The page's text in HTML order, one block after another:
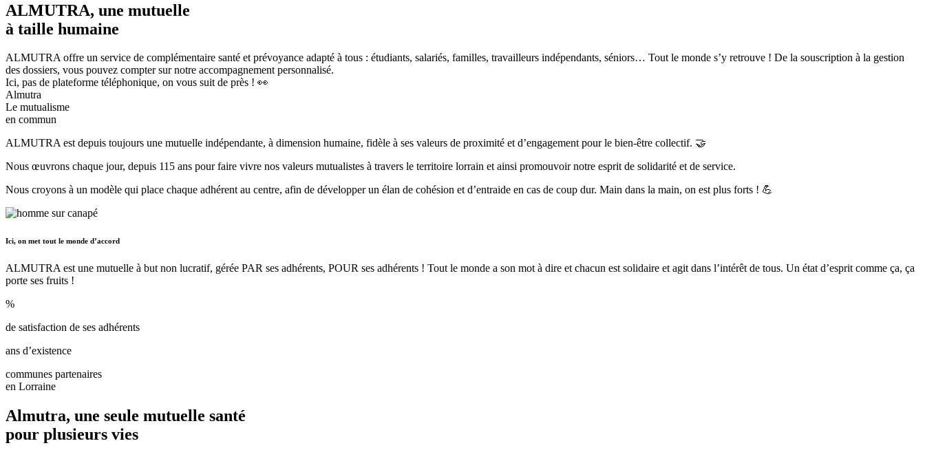
ALMUTRA, une mutuelle
à taille humaine
ALMUTRA offre un service de complémentaire santé et prévoyance adapté à tous : étudiants, salariés, familles, travailleurs indépendants, séniors… Tout le monde s’y retrouve ! De la souscription à la gestion
des dossiers, vous pouvez compter sur notre accompagnement personnalisé.
Ici, pas de plateforme téléphonique, on vous suit de près ! 👀
Almutra
Le mutualisme
en commun
ALMUTRA est depuis toujours une mutuelle indépendante, à dimension humaine, fidèle à ses valeurs de proximité et d’engagement pour le bien-être collectif. 🤝
Nous œuvrons chaque jour, depuis 115 ans pour faire vivre nos valeurs mutualistes à travers le territoire lorrain et ainsi promouvoir notre esprit de solidarité et de service.
Nous croyons à un modèle qui place chaque adhérent au centre, afin de développer un élan de cohésion et d’entraide en cas de coup dur. Main dans la main, on est plus forts ! 💪
Ici, on met tout le monde d’accord
ALMUTRA est une mutuelle à but non lucratif, gérée PAR ses adhérents, POUR ses adhérents ! Tout le monde a son mot à dire et chacun est solidaire et agit dans l’intérêt de tous. Un état d’esprit comme ça, ça
porte ses fruits !
%
de satisfaction de ses adhérents
ans d’existence
communes partenaires
en Lorraine
Almutra, une seule mutuelle santé
pour plusieurs vies